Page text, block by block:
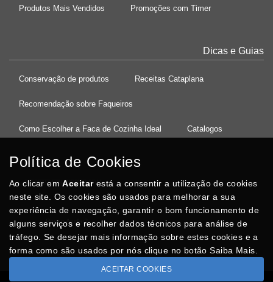
Produtos Mais Vendidos Promoções com Timer
Dicas e Guias
Conservação de produtos Receitas Cataplana
Recomendação sobre Faqueiros
Como Escolher a Faca de Cozinha Ideal Catalogos
37°08'27.5"N 8°32'13.9"W
Posso Ajudar?
Política de Cookies
Ao clicar emAceitarestá a consentir a utilização de cookies
neste site. Os cookies são usados para melhorar a sua
experiência de navegação, garantir o bom funcionamento de
alguns serviços e recolher dados técnicos para análise de
tráfego. Se desejar mais informação sobre estes cookies e a
forma como são usados por nós clique no botão Saiba Mais.
ACEITAR COOKIES